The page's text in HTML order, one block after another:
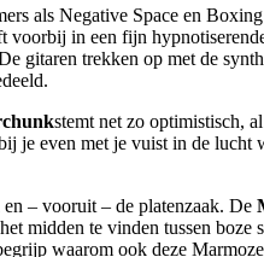
als Negative Space en
in een fijn
gitaren trekken op met de
stemt net zo optimistisch,
je even met je vuist in de
– vooruit – de platenzaak. De
te vinden tussen boze
waarom ook deze